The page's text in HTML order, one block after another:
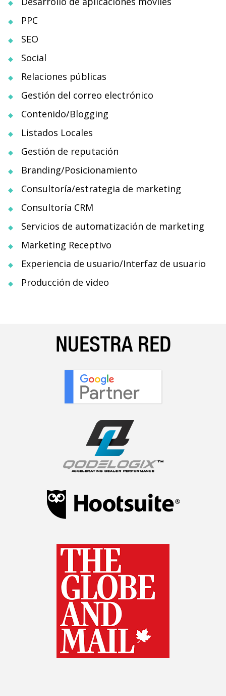
PPC
SEO
Social
Relaciones públicas
Gestión del correo electrónico
Contenido/Blogging
Listados Locales
Gestión de reputación
Branding/Posicionamiento
Consultoría/estrategia de marketing
Consultoría CRM
Servicios de automatización de marketing
Marketing Receptivo
Experiencia de usuario/Interfaz de usuario
Producción de video
NUESTRARED